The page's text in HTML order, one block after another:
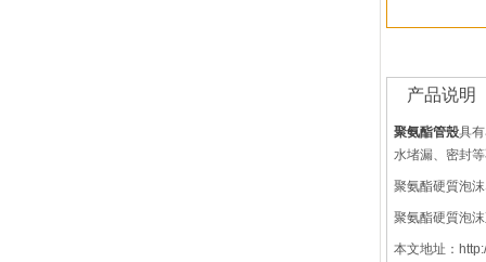
产品说明
聚氨酯管殼具
水堵漏、密封
聚氨酯硬質泡
聚氨酯硬質泡
本文地址：